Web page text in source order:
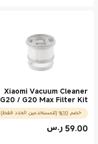
Xiaomi Vacuum Cleaner
G20 / G20 Max Filter Kit
خصم 10% (للمستخدمين الجدد فقط)
59.00 ر.سCurrent Price ر.س59.00